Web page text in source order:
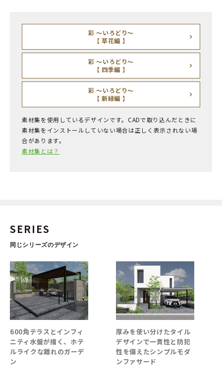
彩 ～いろどり～
【 草花編 】
彩 ～いろどり～
【 四季編 】
彩 ～いろどり～
【 新緑編 】
素材集を使用しているデザインです。CADで取り込んだときに
素材集をインストールしていない場合は正しく表示されない場
合があります。
素材集とは？
SERIES
同じシリーズのデザイン
スとインフィ
が描く、ホテ
離れのガーデ
厚みを使い分けたタイル
デザインで一貫性と防犯
性を備えたシンプルモダ
ンファサード
深みのある
クトーンが
明感のある